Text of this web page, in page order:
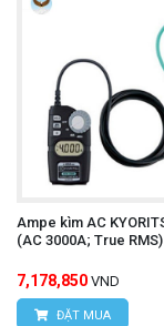
Ampe kìm AC
(AC 3000A; True RMS)
7,178,850 VND
ĐẶT MUA